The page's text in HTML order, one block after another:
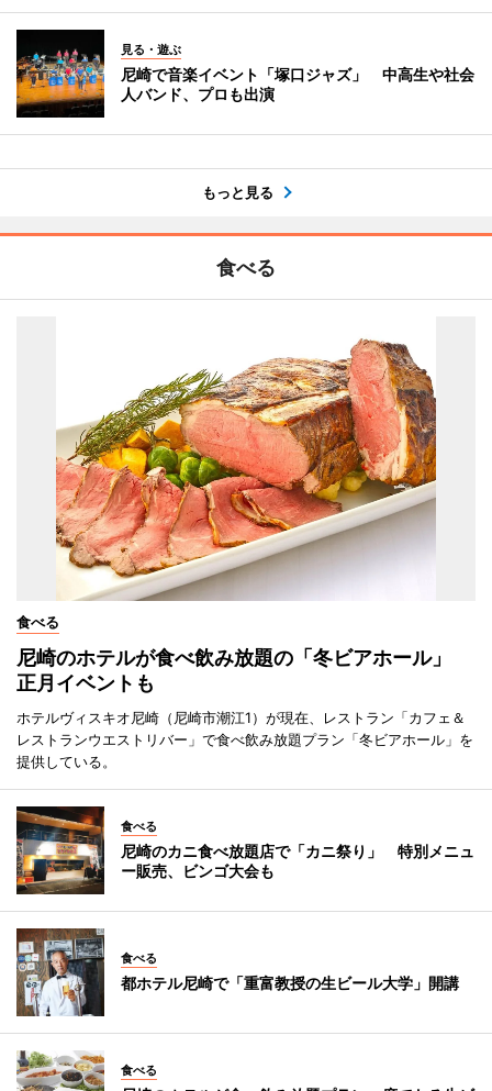
見る・遊ぶ
尼崎で音楽イベント「塚口ジャズ」 中高生や社会
人バンド、プロも出演
もっと見る
食べる
食べる
尼崎のホテルが食べ飲み放題の「冬ビアホール」
正月イベントも
ホテルヴィスキオ尼崎（尼崎市潮江1）が現在、レストラン「カフェ＆
レストランウエストリバー」で食べ飲み放題プラン「冬ビアホール」を
提供している。
食べる
尼崎のカニ食べ放題店で「カニ祭り」 特別メニュ
ー販売、ビンゴ大会も
食べる
都ホテル尼崎で「重富教授の生ビール大学」開講
食べる